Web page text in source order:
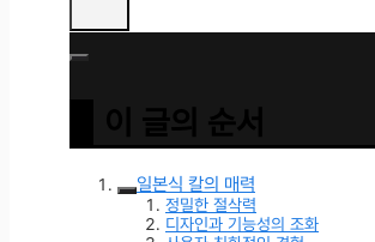
일본식 칼의 매력
정밀한 절삭력
디자인과 기능성의 조화